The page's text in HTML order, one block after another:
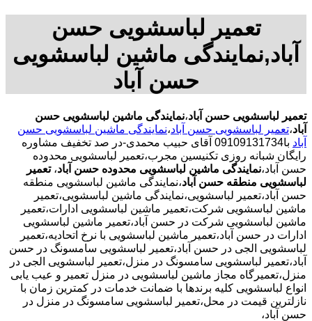
تعمیر لباسشویی حسن
آباد,نمایندگی ماشین لباسشویی
حسن آباد
تعمیر لباسشویی حسن آباد،نمایندگی ماشین لباسشویی حسن
آباد،تعمیر لباسشویی حسن آباد،نمایندگی ماشین لباسشویی حسن
آباد
با09109131734 آقای حبیب محمدی-در صد تخفیف مشاوره
رایگان شبانه روزی تکنیسین مجرب،تعمیر لباسشویی محدوده
حسن آباد،نمایندگی ماشین لباسشویی محدوده حسن آباد، تعمیر
لباسشویی منطقه حسن آباد،نمایندگی ماشین لباسشویی منطقه
حسن آباد،تعمیر لباسشویی،نمایندگی ماشین لباسشویی،تعمیر
ماشین لباسشویی شرکت،تعمیر ماشین لباسشویی ادارات،تعمیر
ماشین لباسشویی شرکت در حسن آباد،تعمیر ماشین لباسشویی
ادارات در حسن آباد،تعمیر ماشین لباسشویی با نرخ اتحادیه،تعمیر
لباسشویی الجی در حسن آباد،تعمیر لباسشویی سامسونگ در حسن
آباد،تعمیر لباسشویی سامسونگ در منزل،تعمیر لباسشویی الجی در
منزل،تعمیرگاه مجاز ماشین لباسشویی در منزل تعمیر و عیب یابی
انواع لباسشویی کلیه برندها با ضمانت خدمات در کمترین زمان با
نازلترین قیمت در محل،تعمیر لباسشویی سامسونگ در منزل در
حسن آباد،